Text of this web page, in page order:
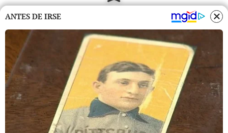
ANTES DE IRSE